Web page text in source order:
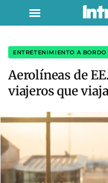
ENTRETENIMIENTO A BORDO
Aerolíneas de
viajeros que